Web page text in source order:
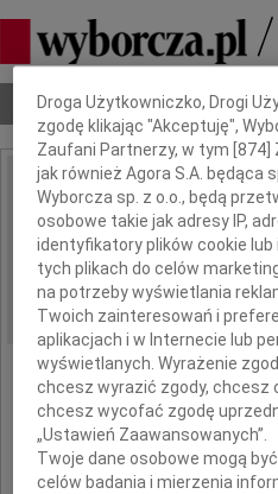
Nekrologi Odeszli Poradnik
IMIĘ I NAZWISKO: Jan
REGION: Gdańsk
DATA EMISJI: 07.11.2011
Wychodząc na
Dbamy o Twoją prywatność
Droga Użytkowniczko, Drogi
zgodę klikając "Akceptuję",
Zaufani Partnerzy, w tym [874
jak również Agora S.A. będąca
Wyborcza sp. z o.o., będą
osobowe takie jak adresy IP,
identyfikatory plików cookie
tych plikach do celów
na potrzeby wyświetlania
Twoich zainteresowań i
aplikacjach i w Internecie lub
wyświetlanych. Wyrażenie
chcesz wyrazić zgody, chcesz
chcesz wycofać zgodę
„Ustawień Zaawansowanych”.
Twoje dane osobowe mogą
celów badania i mierzenia